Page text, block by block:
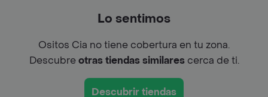
Lo sentimos
Ositos Cia no tiene cobertura en tu zona.
Descubreotras tiendas similarescerca de ti.
Descubrir tiendas